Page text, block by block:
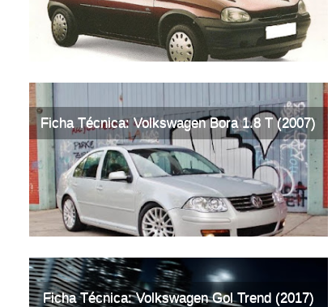
Ficha Técnica: Volkswagen Bora 1.8 T (2007)
Ficha Técnica: Volkswagen Gol Trend (2017)